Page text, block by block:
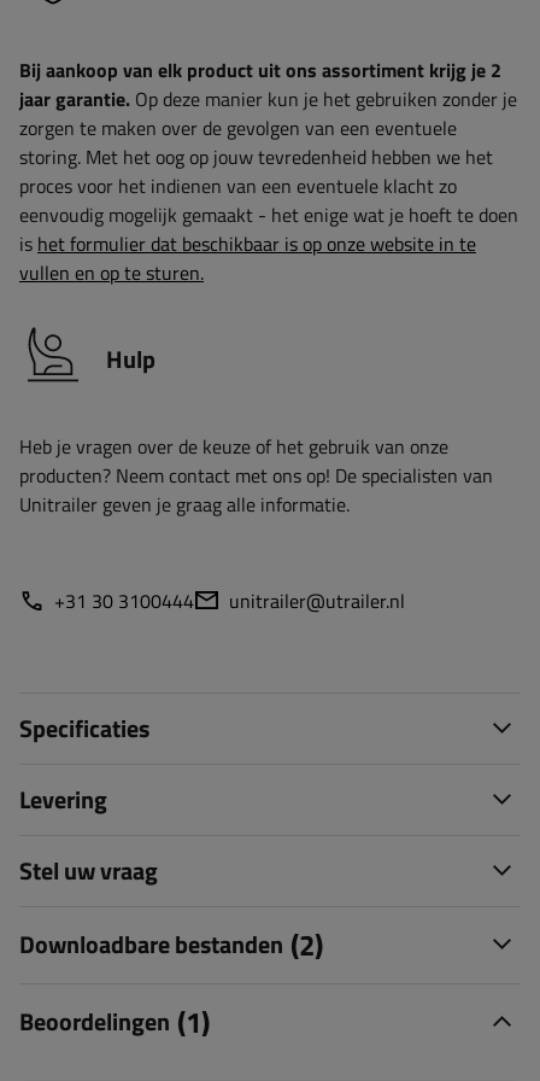
Bij aankoop van elk product uit ons assortiment krijg je 2
jaar garantie. Op deze manier kun je het gebruiken zonder je
zorgen te maken over de gevolgen van een eventuele
storing. Met het oog op jouw tevredenheid hebben we het
proces voor het indienen van een eventuele klacht zo
eenvoudig mogelijk gemaakt - het enige wat je hoeft te doen
is het formulier dat beschikbaar is op onze website in te
vullen en op te sturen.
Hulp
Heb je vragen over de keuze of het gebruik van onze
producten? Neem contact met ons op! De specialisten van
Unitrailer geven je graag alle informatie.
+31 30 3100444 unitrailer@utrailer.nl
Specificaties
Levering
Stel uw vraag
Downloadbare bestanden (2)
Beoordelingen (1)